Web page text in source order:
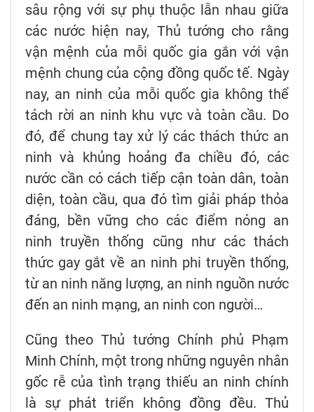
sâu rộng với sự phụ thuộc lẫn nhau giữa
các nước hiện nay, Thủ tướng cho rằng
vận mệnh của mỗi quốc gia gắn với vận
mệnh chung của cộng đồng quốc tế. Ngày
nay, an ninh của mỗi quốc gia không thể
tách rời an ninh khu vực và toàn cầu. Do
đó, để chung tay xử lý các thách thức an
ninh và khủng hoảng đa chiều đó, các
nước cần có cách tiếp cận toàn dân, toàn
diện, toàn cầu, qua đó tìm giải pháp thỏa
đáng, bền vững cho các điểm nóng an
ninh truyền thống cũng như các thách
thức gay gắt về an ninh phi truyền thống,
từ an ninh năng lượng, an ninh nguồn nước
đến an ninh mạng, an ninh con người…
Cũng theo Thủ tướng Chính phủ Phạm
Minh Chính, một trong những nguyên nhân
gốc rễ của tình trạng thiếu an ninh chính
là sự phát triển không đồng đều. Thủ